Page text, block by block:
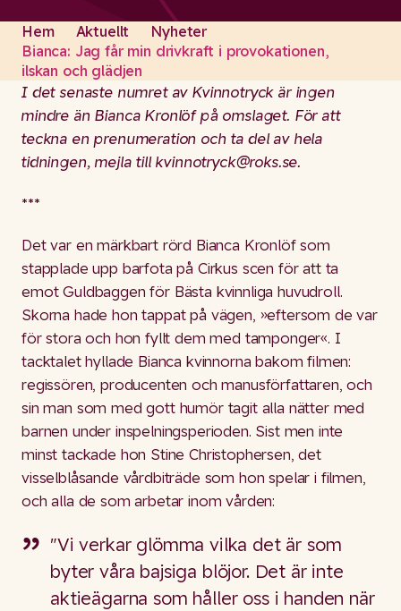
Hem Aktuellt
Nyheter
Bianca: Jag får min drivkraft i provokationen,
ilskan och glädjen
I det senaste numret av Kvinnotryck är ingen
mindre än Bianca Kronlöf på omslaget. För att
teckna en prenumeration och ta del av hela
tidningen, mejla till kvinnotryck@roks.se.
***
Det var en märkbart rörd Bianca Kronlöf som
stapplade upp barfota på Cirkus scen för att ta
emot Guldbaggen för Bästa kvinnliga huvudroll.
Skorna hade hon tappat på vägen, »eftersom de var
för stora och hon fyllt dem med tamponger«. I
tacktalet hyllade Bianca kvinnorna bakom filmen:
regissören, producenten och manusförfattaren, och
sin man som med gott humör tagit alla nätter med
barnen under inspelningsperioden. Sist men inte
minst tackade hon Stine Christophersen, det
visselblåsande vårdbiträde som hon spelar i filmen,
och alla de som arbetar inom vården:
"Vi verkar glömma vilka det är som
byter våra bajsiga blöjor. Det är inte
aktieägarna som håller oss i handen när